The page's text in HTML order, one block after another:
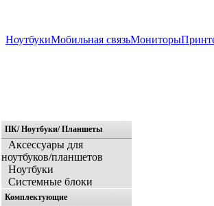
НоутбукиМобильная связьМониторы
Главная
ПК/ Ноутбуки/ Планшеты
Аксессуары для
ноутбуков/планшетов
Ноутбуки
Системные блоки
Комплектующие